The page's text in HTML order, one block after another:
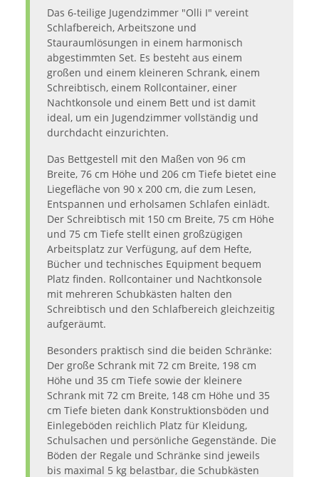
Das 6-teilige Jugendzimmer "Olli I" vereint
Schlafbereich, Arbeitszone und
Stauraumlösungen in einem harmonisch
abgestimmten Set. Es besteht aus einem
großen und einem kleineren Schrank, einem
Schreibtisch, einem Rollcontainer, einer
Nachtkonsole und einem Bett und ist damit
ideal, um ein Jugendzimmer vollständig und
durchdacht einzurichten.
Das Bettgestell mit den Maßen von 96 cm
Breite, 76 cm Höhe und 206 cm Tiefe bietet eine
Liegefläche von 90 x 200 cm, die zum Lesen,
Entspannen und erholsamen Schlafen einlädt.
Der Schreibtisch mit 150 cm Breite, 75 cm Höhe
und 75 cm Tiefe stellt einen großzügigen
Arbeitsplatz zur Verfügung, auf dem Hefte,
Bücher und technisches Equipment bequem
Platz finden. Rollcontainer und Nachtkonsole
mit mehreren Schubkästen halten den
Schreibtisch und den Schlafbereich gleichzeitig
aufgeräumt.
Besonders praktisch sind die beiden Schränke:
Der große Schrank mit 72 cm Breite, 198 cm
Höhe und 35 cm Tiefe sowie der kleinere
Schrank mit 72 cm Breite, 148 cm Höhe und 35
cm Tiefe bieten dank Konstruktionsböden und
Einlegeböden reichlich Platz für Kleidung,
Schulsachen und persönliche Gegenstände. Die
Böden der Regale und Schränke sind jeweils
bis maximal 5 kg belastbar, die Schubkästen